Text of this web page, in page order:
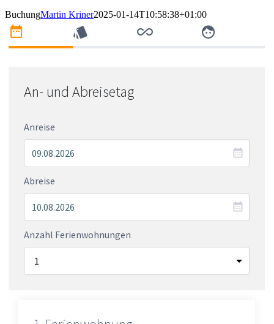
BuchungMartin Kriner2025-01-14T10:58:38+01:00